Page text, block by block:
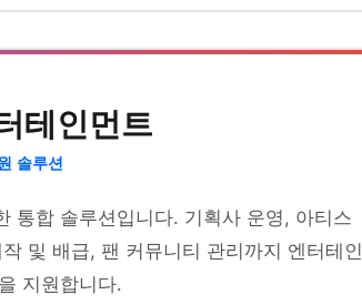
테인먼트
솔루션
통합 솔루션입니다. 기획사 운영, 아티스
및 배급, 팬 커뮤니티 관리까지 엔터테인
지원합니다.